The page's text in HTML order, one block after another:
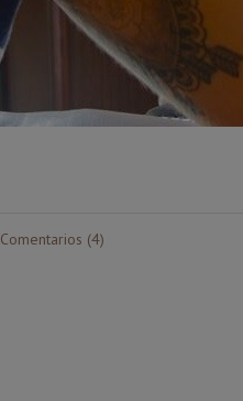
Comentarios (4)